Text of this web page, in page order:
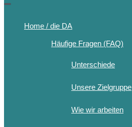
Navigations-
Home / die DA
Häufige Fragen (FAQ)
Unterschiede
Unsere Zielgruppe
Wie wir arbeiten